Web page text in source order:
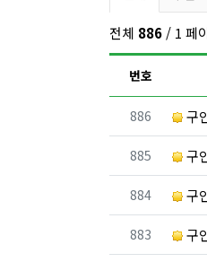
전체 886/ 1 페
번호
번호
886 구
번호
885 구
번호
884 구
번호
883 구